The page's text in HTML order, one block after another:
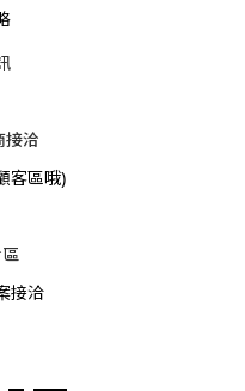
接洽
客區哦)
接洽